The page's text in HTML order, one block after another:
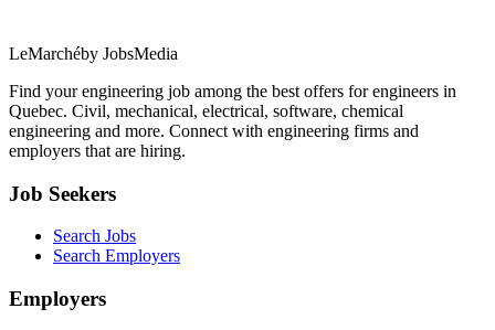
LeMarchéby JobsMedia
Find your engineering job among the best offers for engineers in
Quebec. Civil, mechanical, electrical, software, chemical
engineering and more. Connect with engineering firms and
employers that are hiring.
Job Seekers
Search Jobs
Search Employers
Employers